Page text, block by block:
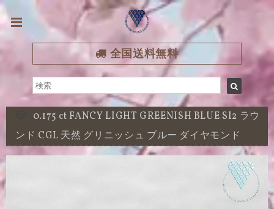
全国送料無料
0.175 ct FANCY LIGHT GREENISH BLUE SI2 ラウ
ンド CGL 天然 グリニッシュ ブルー ダイヤモンド